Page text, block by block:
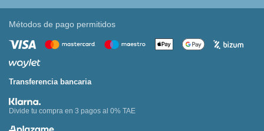
Métodos de pago permitidos
Transferencia bancaria
Divide tu compra en 3 pagos al 0% TAE